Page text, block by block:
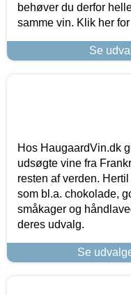
behøver du derfor
samme vin. Klik her
Se
Hos HaugaardVin.dk
udsøgte vine fra
resten af verden.
som bl.a. chokolade,
småkager og
deres udvalg.
Se